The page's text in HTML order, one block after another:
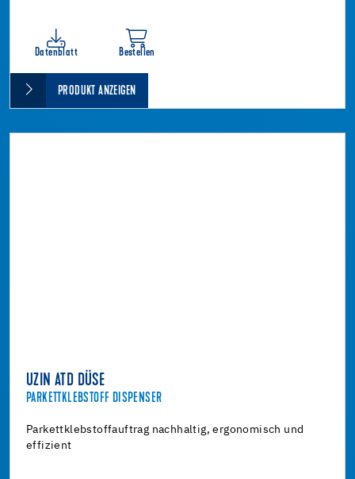
Datenblatt Bestellen
PRODUKT ANZEIGEN
UZIN ATD DÜSE
PARKETTKLEBSTOFF DISPENSER
Parkettklebstoffauftrag nachhaltig, ergonomisch und
effizient